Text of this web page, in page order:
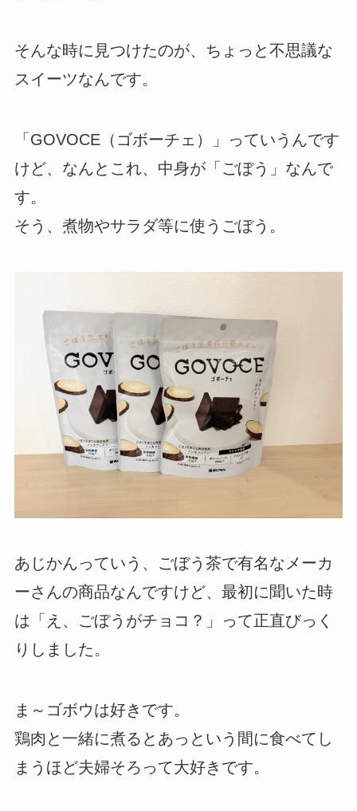
そんな時に見つけたのが、ちょっと不思議な
スイーツなんです。
「GOVOCE（ゴボーチェ）」っていうんです
けど、なんとこれ、中身が「ごぼう」なんで
す。
そう、煮物やサラダ等に使うごぼう。
あじかんっていう、ごぼう茶で有名なメーカ
ーさんの商品なんですけど、最初に聞いた時
は「え、ごぼうがチョコ？」って正直びっく
りしました。
ま～ゴボウは好きです。
鶏肉と一緒に煮るとあっという間に食べてし
まうほど夫婦そろって大好きです。